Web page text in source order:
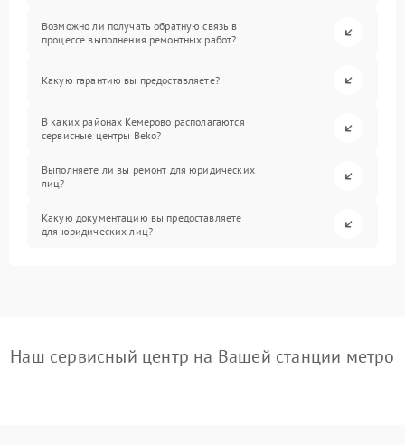
Возможно ли получать обратную связь в
процессе выполнения ремонтных работ?
Какую гарантию вы предоставляете?
В каких районах Кемерово располагаются
сервисные центры Beko?
Выполняете ли вы ремонт для юридических
лиц?
Какую документацию вы предоставляете
для юридических лиц?
Наш сервисный центр на Вашей станции метро